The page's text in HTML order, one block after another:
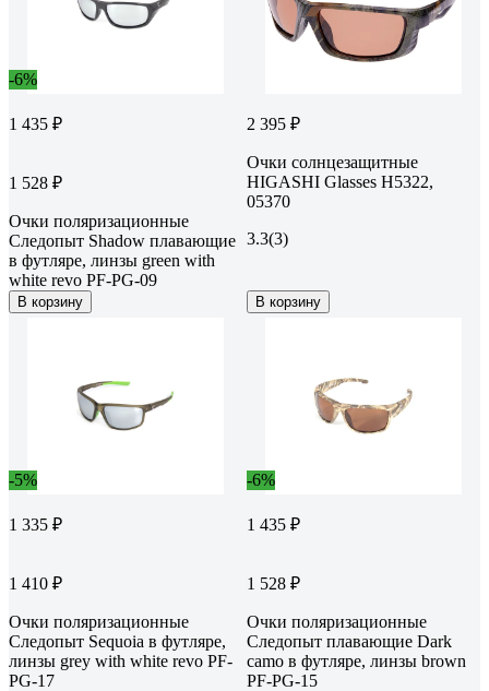
-6%
1 435 ₽
1 528 ₽
Очки поляризационные
Следопыт Shadow плавающие
в футляре, линзы green with
white revo PF-PG-09
В корзину
2 395 ₽
Очки солнцезащитные
HIGASHI Glasses H5322,
05370
3.3(3)
В корзину
-5%
1 335 ₽
1 410 ₽
Очки поляризационные
Следопыт Sequoia в футляре,
линзы grey with white revo PF-
PG-17
-6%
1 435 ₽
1 528 ₽
Очки поляризационные
Следопыт плавающие Dark
camo в футляре, линзы brown
PF-PG-15